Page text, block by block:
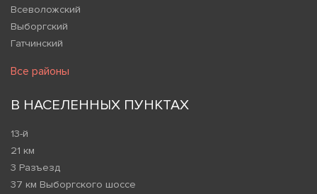
Всеволожский
Выборгский
Гатчинский
Все районы
В НАСЕЛЕННЫХ ПУНКТАХ
13-й
21 км
3 Разъезд
37 км Выборгского шоссе